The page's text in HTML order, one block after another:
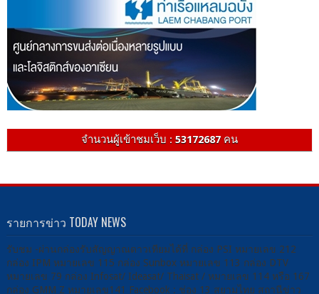
จำนวนผู้เข้าชมเว็บ : 53172687คน
รายการข่าว TODAY NEWS
รับชม -ผ่านกล่องรับสัญญาณดาวเทียมได้ที่ กล่อง PSI หมายเลข 212
กล่อง IPM หมายเลข 115 กล่อง Sunbox หมายเลข 113 กล่อง DTV
หมายเลข 79 กล่อง Infosat/ Ideasat/ Thaisat / หมายเลข 114 หรือ 167
กล่อง GMM Z หมายเลข141 Facebook : ช่อง 13 สยามไทย สถานีข่าว